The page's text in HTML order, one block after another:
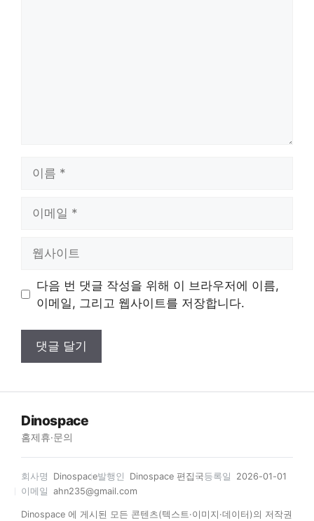
트
다음 번 댓글 작성을 위해 이 브라우저에 이름,
이메일, 그리고 웹사이트를 저장합니다.
Dinospace
홈제휴·문의
회사명 Dinospace발행인 Dinospace 편집국등록일
2026-01-01
이메일 ahn235@gmail.com
Dinospace 에 게시된 모든 콘텐츠(텍스트·이미지·데이터)의 저작권